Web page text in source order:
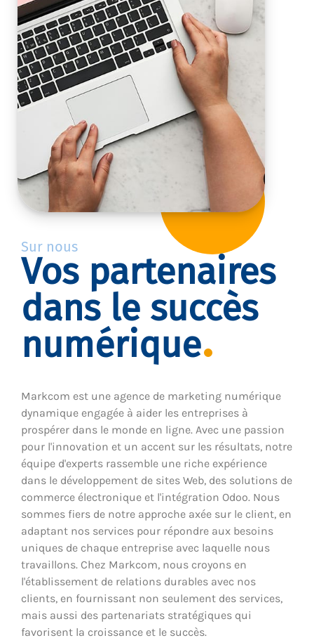
Sur nous
Vos partenaires
dans le succès
numérique
Markcom est une agence de marketing numérique
dynamique engagée à aider les entreprises à
prospérer dans le monde en ligne. Avec une passion
pour l'innovation et un accent sur les résultats, notre
équipe d'experts rassemble une riche expérience
dans le développement de sites Web, des solutions de
commerce électronique et l'intégration Odoo. Nous
sommes fiers de notre approche axée sur le client, en
adaptant nos services pour répondre aux besoins
uniques de chaque entreprise avec laquelle nous
travaillons. Chez Markcom, nous croyons en
l'établissement de relations durables avec nos
clients, en fournissant non seulement des services,
mais aussi des partenariats stratégiques qui
favorisent la croissance et le succès.